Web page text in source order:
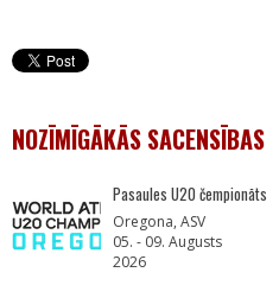
NOZĪMĪGĀKĀS SACENSĪBAS
Pasaules U20 čempionāts
Oregona, ASV
05. - 09. Augusts
2026